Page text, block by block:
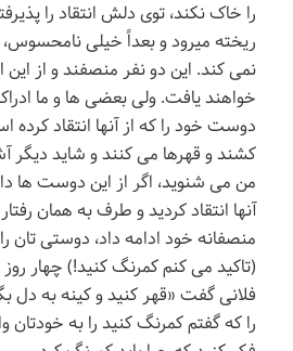
را خاک نکند، توی دلش انتقاد را
ریخته میرود و بعداً خیلی نامحسوس،
نمی کند. این دو نفر منصفند و از این
خواهند یافت. ولی بعضی ها و ما
دوست خود را که از آنها انتقاد
کشند و قهرها می کنند و شاید دیگر
آنها انتقاد کردید و طرف به همان
منصفانه خود ادامه داد، دوستی تان
(تاکید می کنم کمرنگ کنید!) چهار روز
فلانی گفت «قهر کنید و کینه به دل
را که گفتم کمرنگ کنید را به خودتان